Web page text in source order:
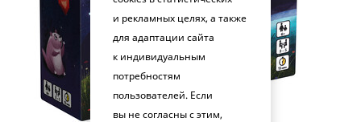
и рекламных целях, а также
для адаптации сайта
к индивидуальным
потребностям
пользователей. Если
вы не согласны с этим,